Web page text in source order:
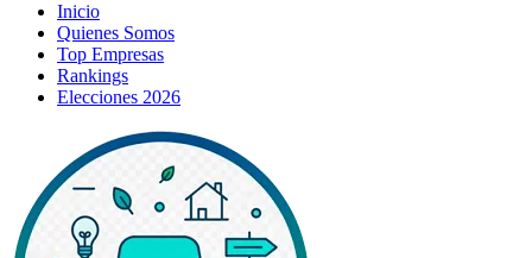
Inicio
Quienes Somos
Top Empresas
Rankings
Elecciones 2026